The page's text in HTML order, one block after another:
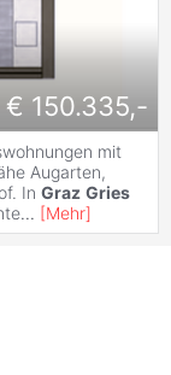
€ 150.335,-
mit
Augarten,
In Graz Gries
... [Mehr]